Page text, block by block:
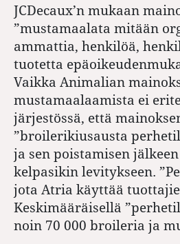
JCDecaux’n mukaan
”mustamaalata mitään
ammattia, henkilöä,
tuotetta
Vaikka Animalian
mustamaalaamista ei
järjestössä, että
”broilerikiusausta
ja sen poistamisen
kelpasikin levitykseen.
jota Atria käyttää
Keskimääräisellä
noin 70 000 broileria ja